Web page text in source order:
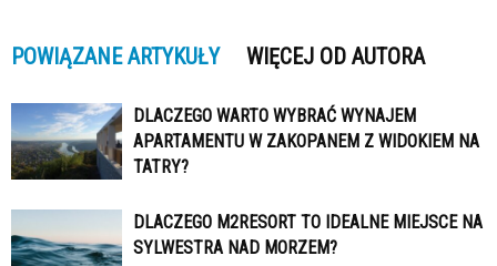
POWIĄZANE ARTYKUŁY WIĘCEJ OD AUTORA
DLACZEGO WARTO WYBRAĆ WYNAJEM
APARTAMENTU W ZAKOPANEM Z WIDOKIEM NA
TATRY?
DLACZEGO M2RESORT TO IDEALNE MIEJSCE NA
SYLWESTRA NAD MORZEM?